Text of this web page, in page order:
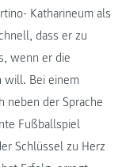
Katharineum als
dass er zu
wenn er die
will. Bei einem
neben der Sprache
Fußballspiel
Schlüssel zu Herz